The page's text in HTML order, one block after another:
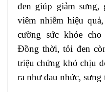
đen giúp giảm sưng,
viêm nhiễm hiệu
cường sức khỏe
Đồng thời, tỏi đen
triệu chứng khó chịu
ra như đau nhức,